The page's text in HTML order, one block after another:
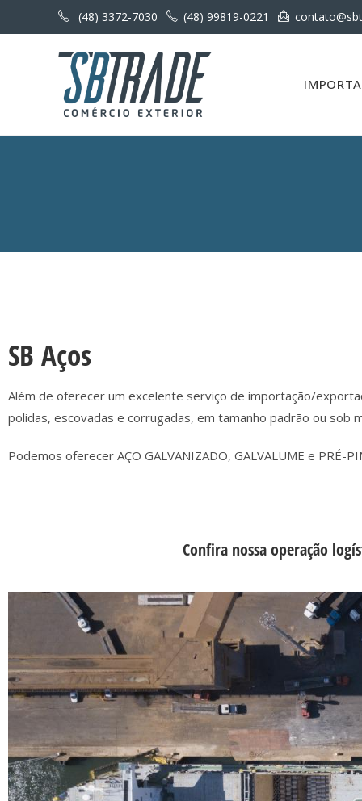
(48) 3372-7030 (48) 99819-0221
SB Aços
Além de oferecer um excelente serviço de importação/
polidas, escovadas e corrugadas, em tamanho padrão ou sob
Podemos oferecer AÇO GALVANIZADO, GALVALUME e PRÉ-
Confira nossa operação